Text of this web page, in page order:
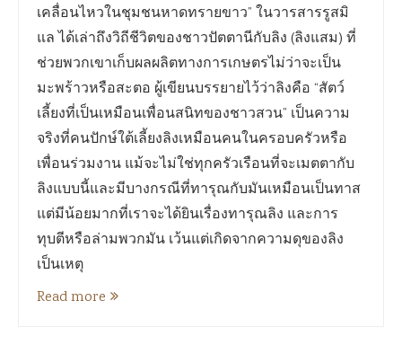
เคลื่อนไหวในชุมชนหาดทรายขาว” ในวารสารรูสมิ
แล ได้เล่าถึงวิถีชีวิตของชาวปัตตานีกับลิง (ลิงแสม) ที่
ช่วยพวกเขาเก็บผลผลิตทางการเกษตรไม่ว่าจะเป็น
มะพร้าวหรือสะตอ ผู้เขียนบรรยายไว้ว่าลิงคือ “สัตว์
เลี้ยงที่เป็นเหมือนเพื่อนสนิทของชาวสวน” เป็นความ
จริงที่คนปักษ์ใต้เลี้ยงลิงเหมือนคนในครอบครัวหรือ
เพื่อนร่วมงาน แม้จะไม่ใช่ทุกครัวเรือนที่จะเมตตากับ
ลิงแบบนี้และมีบางกรณีที่ทารุณกับมันเหมือนเป็นทาส
แต่มีน้อยมากที่เราจะได้ยินเรื่องทารุณลิง และการ
ทุบตีหรือล่ามพวกมัน เว้นแต่เกิดจากความดุของลิง
เป็นเหตุ
Read more